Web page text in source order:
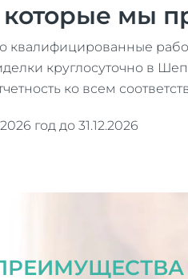
которые мы
квалифицированные
круглосуточно в
ко всем
год до 31.12.2026